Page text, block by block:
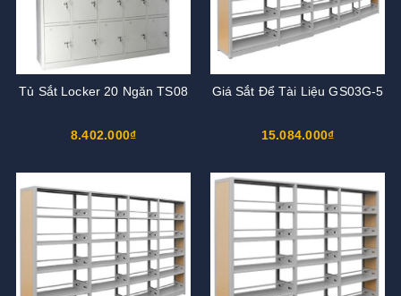
Tủ Sắt Locker 20 Ngăn TS08
8.402.000₫
Giá Sắt Để Tài Liệu GS03G-5
15.084.000₫